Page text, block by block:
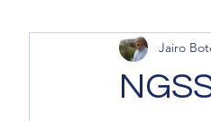
Jairo